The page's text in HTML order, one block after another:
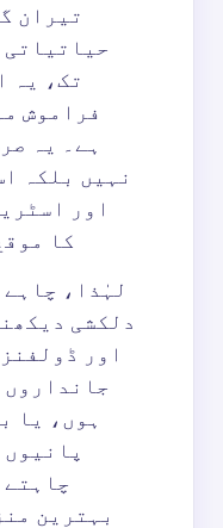
تیران
تک، یہ
فراموش
ہے۔ یہ
نہیں بلکہ
اور
کا
لہٰذا،
دلکشی
اور
ہوں، یا
بہترین